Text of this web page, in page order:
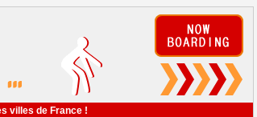
villes de France !